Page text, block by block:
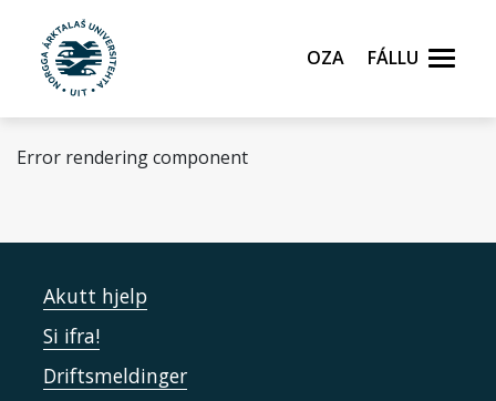
Gå til hovedinnhold
Oza
Fállu
Error rendering component
Akutt hjelp
Si ifra!
Driftsmeldinger